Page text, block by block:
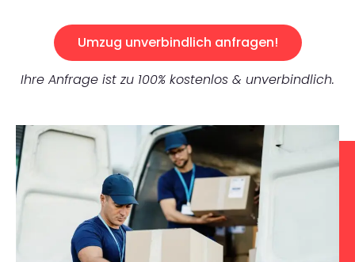
Umzug unverbindlich anfragen!
Ihre Anfrage ist zu 100% kostenlos & unverbindlich.